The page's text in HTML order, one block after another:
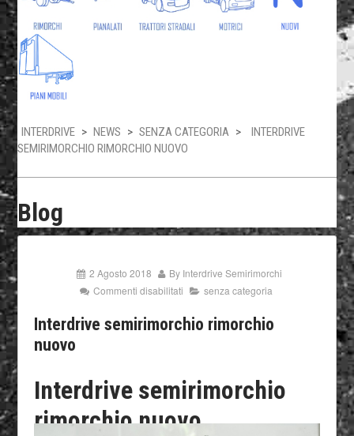
INTERDRIVE > NEWS > SENZA CATEGORIA >
INTERDRIVE
SEMIRIMORCHIO RIMORCHIO NUOVO
Blog
2 Agosto 2018 By Interdrive Semirimorchi
Commenti disabilitati
senza categoria
Interdrive semirimorchio rimorchio
nuovo
Interdrive semirimorchio
rimorchio nuovo